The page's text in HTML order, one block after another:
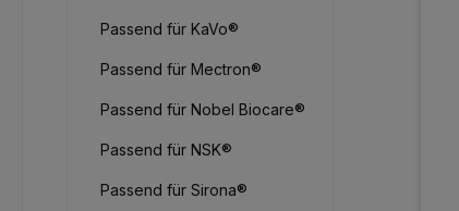
Passend für KaVo®
Passend für Mectron®
Passend für Nobel Biocare®
Passend für NSK®
Passend für Sirona®